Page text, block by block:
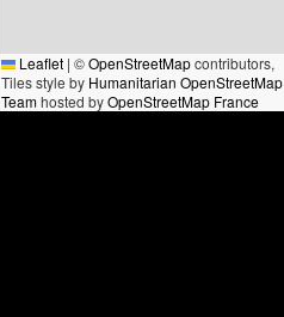
Leaflet | ©OpenStreetMapcontributors,
Tiles style by Humanitarian OpenStreetMap
Teamhosted byOpenStreetMap France